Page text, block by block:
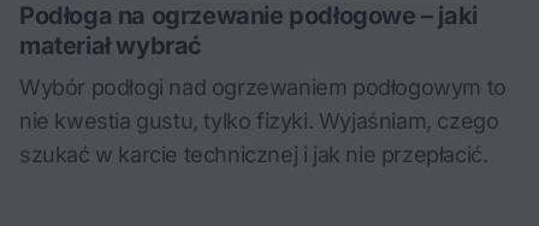
Podłoga na ogrzewanie podłogowe – jaki
materiał wybrać
Wybór podłogi nad ogrzewaniem podłogowym to
nie kwestia gustu, tylko fizyki. Wyjaśniam, czego
szukać w karcie technicznej i jak nie przepłacić.